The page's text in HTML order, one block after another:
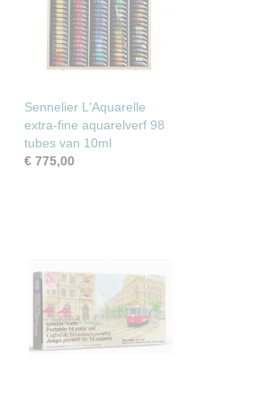
Sennelier L'Aquarelle
extra-fine aquarelverf 98
tubes van 10ml
€ 775,00